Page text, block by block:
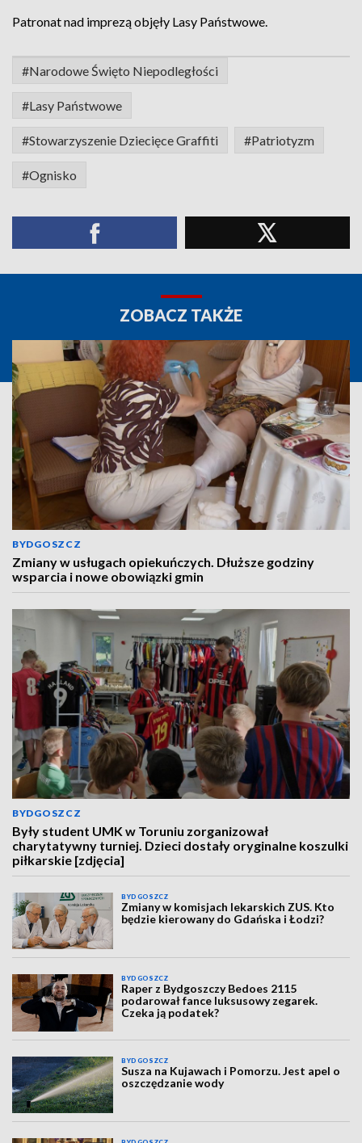
Patronat nad imprezą objęły Lasy Państwowe.
#Narodowe Święto Niepodległości
#Lasy Państwowe
#Stowarzyszenie Dziecięce Graffiti #Patriotyzm
#Ognisko
ZOBACZ TAKŻE
BYDGOSZCZ
Zmiany w usługach opiekuńczych. Dłuższe godziny
wsparcia i nowe obowiązki gmin
BYDGOSZCZ
Były student UMK w Toruniu zorganizował
charytatywny turniej. Dzieci dostały oryginalne koszulki
piłkarskie [zdjęcia]
BYDGOSZCZ
Zmiany w komisjach lekarskich ZUS. Kto
będzie kierowany do Gdańska i Łodzi?
BYDGOSZCZ
Raper z Bydgoszczy Bedoes 2115
podarował fance luksusowy zegarek.
Czeka ją podatek?
BYDGOSZCZ
Susza na Kujawach i Pomorzu. Jest apel o
oszczędzanie wody